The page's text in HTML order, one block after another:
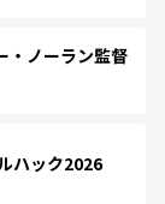
・ノーラン監督
ハック2026